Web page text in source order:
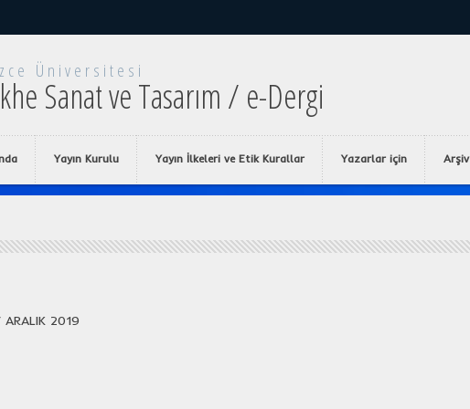
Üniversitesi
Sanat ve Tasarım / e-Dergi
Yayın Kurulu Yayın İlkeleri ve Etik Kurallar Yazarlar için Arşiv
2019